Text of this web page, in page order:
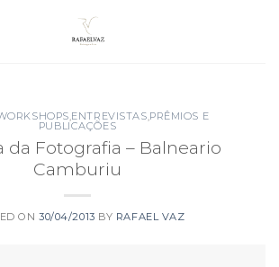
,ENTREVISTAS,PRÊMIOS E
PUBLICAÇÕES
da Fotografia – Balneario
Camburiu
ON30/04/2013 BY RAFAEL VAZ